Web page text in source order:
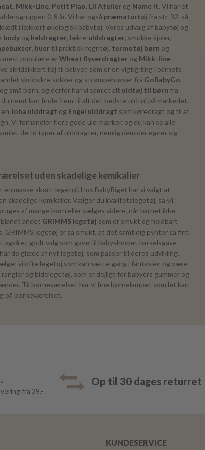
, Mikk-Line, Petit Piao, Lil Atelier og Name It. Vi har et
0-8 år. Vi har også præmaturtøj fra str. 32, så
i lækkert økologisk babytøj. Vores udvalg af babytøj og
body og heldragter, lækre ulddragter, smukke kjoler,
, huer til praktisk regntøj, termotøj børn og
mest populære erWheat flyverdragter og Mikk-line
skridsikkert tøj til babyer, som er en vigtig ting i barnets
skridsikre sokker og strømpebukser fra GoBabyGo.
små børn, og derfor har vi samlet alt uldtøj til børn fra
nemt kan finde frem til alt det bedste uldtøj på markedet.
Joha ulddragt og Engel ulddragt som køredragt og til at
Vi forhandler flere gode uld mærker, og du kan se alle
de to typer af ulddragter, nemlig dem der egner sig
uden skadelige kemikalier
en masse skønt legetøj. Hos BabyRiget har vi valgt at
skadelige kemikalier. Vælger du kvalitetslegetøj, så vil
af mange børn eller sælges videre, når barnet ikke
andet GRIMMS legetøj som er smukt og holdbart
GRIMMS legetøj er så smukt, at det samtidig pynter så fint
et godt valg som gave til babyshower, barselsgave
de glæde af nyt legetøj, som passer til deres udvikling.
vi ofte legetøj som kan sætte gang i fantasien og være
og bidelegetøj, som er dejligt for babyers gummer og
Til børneværelset har vi fine børnelamper, som let kan
på børneværelset.
fra 39,-
Op til 30 dages returret
KUNDESERVICE